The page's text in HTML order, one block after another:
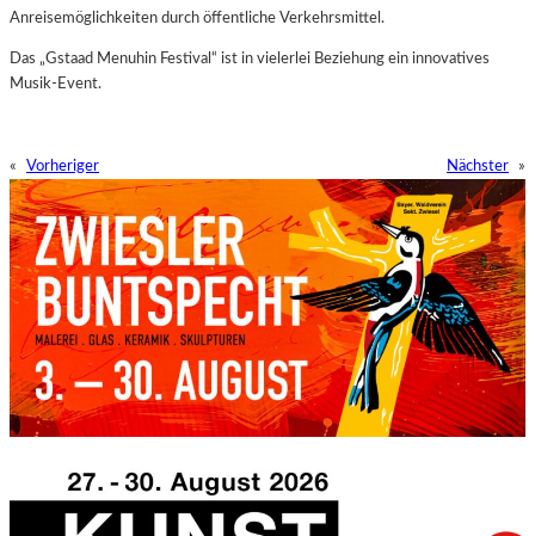
Anreisemöglichkeiten durch öffentliche Verkehrsmittel.
Das „Gstaad Menuhin Festival“ ist in vielerlei Beziehung ein innovatives
Musik-Event.
« Vorheriger Nächster »